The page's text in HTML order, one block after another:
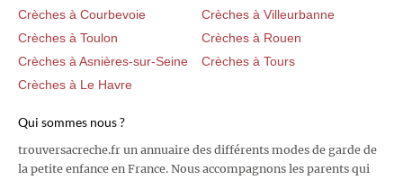
Crèches à Courbevoie
Crèches à Villeurbanne
Crèches à Toulon
Crèches à Rouen
Crèches à Asnières-sur-Seine
Crèches à Tours
Crèches à Le Havre
Qui sommes nous ?
trouversacreche.fr un annuaire des différents modes de garde de
la petite enfance en France. Nous accompagnons les parents qui